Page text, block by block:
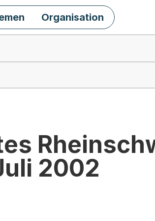
Organisation
2002